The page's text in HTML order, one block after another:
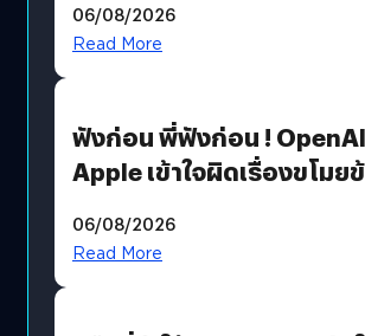
รหัสผ่านหลุด ไม่ใช่แฮ็กเกอร์
06/08/2026
Read More
ฟังก่อน พี่ฟังก่อน !
Apple เข้าใจผิดเรื่องขโมย
06/08/2026
Read More